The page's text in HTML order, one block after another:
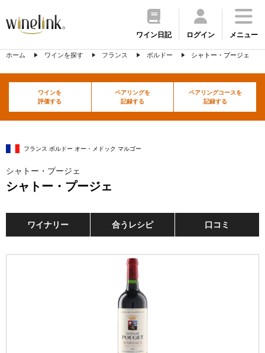
ワイン日記 ログイン メニュー
ホーム ワインを探す フランス ボルドー シャトー・プージェ
ワインを
評価する
ペアリングを
記録する
ペアリングコースを
記録する
フランス ボルドー オー・メドック マルゴー
シャトー・プージェ
シャトー・プージェ
ワイナリー 合うレシピ 口コミ